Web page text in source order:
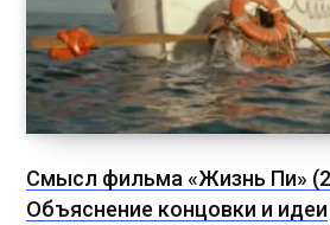
Смысл фильма «Жизнь Пи»
Объяснение концовки и идеи